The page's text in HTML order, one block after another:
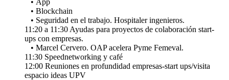
• App
• Blockchain
• Seguridad en el trabajo. Hospitaler ingenieros.
11:20 a 11:30 Ayudas para proyectos de colaboración start-
ups con empresas.
• Marcel Cervero. OAP acelera Pyme Femeval.
11:30 Speednetworking y café
12:00 Reuniones en profundidad empresas-start ups/visita
espacio ideas UPV